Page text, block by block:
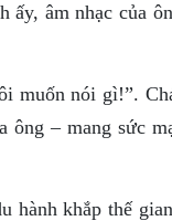
âm nhạc của
muốn nói gì!”.
– mang sức
khắp thế